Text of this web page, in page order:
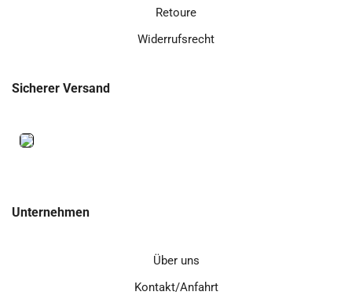
Retoure
Widerrufsrecht
Sicherer Versand
Unternehmen
Über uns
Kontakt/Anfahrt